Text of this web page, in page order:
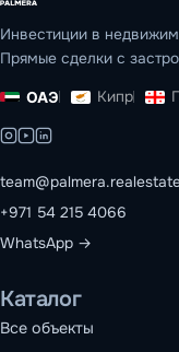
Инвестиции в
Прямые сделки с
ОАЭ Кипр
+971 54 215 4066
WhatsApp →
Каталог
Все объекты